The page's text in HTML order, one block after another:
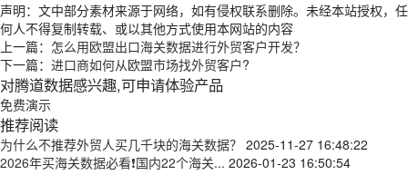
声明：文中部分素材来源于网络，如有侵权联系删除。未经本站授权，任
何人不得复制转载、或以其他方式使用本网站的内容
上一篇： 怎么用欧盟出口海关数据进行外贸客户开发？
下一篇： 进口商如何从欧盟市场找外贸客户?
对腾道数据感兴趣,可申请体验产品
免费演示
推荐阅读
为什么不推荐外贸人买几千块的海关数据？ 2025-11-27 16:48:22
2026年买海关数据必看❗国内22个海关... 2026-01-23 16:50:54